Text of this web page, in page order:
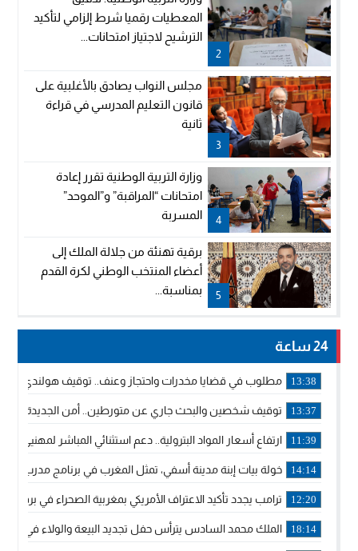
2
المعطيات رقميا شرط إلزامي لتأكيد
الترشيح لاجتياز امتحانات...
3
مجلس النواب يصادق بالأغلبية على
قانون التعليم المدرسي في قراءة
ثانية
4
وزارة التربية الوطنية تقرر إعادة
امتحانات “المراقبة” و”الموحد”
المسربة
5
برقية تهنئة من جلالة الملك إلى
أعضاء المنتخب الوطني لكرة القدم
بمناسبة...
24 ساعة
13:38 مطلوب في قضايا مخدرات واحتجاز وعنف.. توقيف هولندي
13:37 توقيف شخصين والبحث جاري عن متورطين.. أمن الجديدة يفك
11:39 ارتفاع أسعار المواد البترولية.. دعم استثنائي المباشر لمهنيي
14:14 خولة بيات إبنة مدينة أسفي، تمثل المغرب في برنامج مدرب
12:20 ترامب يجدد تأكيد الاعتراف الأمريكي بمغربية الصحراء في برقية
18:14 الملك محمد السادس يترأس حفل تجديد البيعة والولاء في